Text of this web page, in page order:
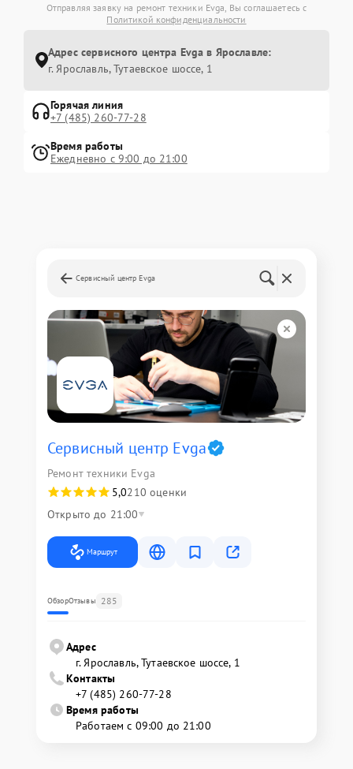
Отправляя заявку на ремонт техники Evga, Вы соглашаетесь с
Политикой конфиденциальности
Адрес сервисного центра Evga в Ярославле:
г. Ярославль, Тутаевское шоссе, 1
Горячая линия
+7 (485) 260-77-28
Время работы
Ежедневно с 9:00 до 21:00
Сервисный центр Evga
Сервисный центр Evga
Ремонт техники Evga
5,0210 оценки
Открыто до 21:00
Маршрут
ОбзорОтзывы 285
Адрес
г. Ярославль, Тутаевское шоссе, 1
Контакты
+7 (485) 260-77-28
Время работы
Работаем с 09:00 до 21:00